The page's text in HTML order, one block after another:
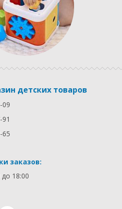
детских товаров
09
65
заказов:
18:00